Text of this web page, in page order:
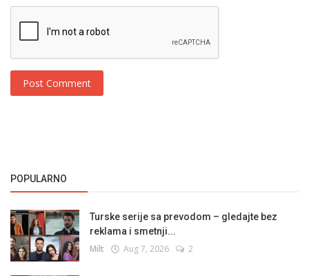
Post Comment
POPULARNO
Turske serije sa prevodom – gledajte bez
reklama i smetnji...
Milt Aug 7, 2026 2